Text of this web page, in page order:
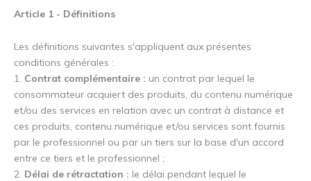
Article 1 - Définitions
Les définitions suivantes s'appliquent aux présentes
conditions générales :
1. Contrat complémentaire : un contrat par lequel le
consommateur acquiert des produits, du contenu numérique
et/ou des services en relation avec un contrat à distance et
ces produits, contenu numérique et/ou services sont fournis
par le professionnel ou par un tiers sur la base d'un accord
entre ce tiers et le professionnel ;
2. Délai de rétractation : le délai pendant lequel le